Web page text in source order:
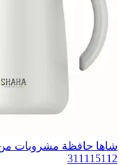
311115112